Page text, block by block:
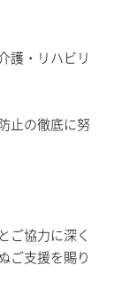
護・リハビリ
止の徹底に努
ご協力に深く
ご支援を賜り